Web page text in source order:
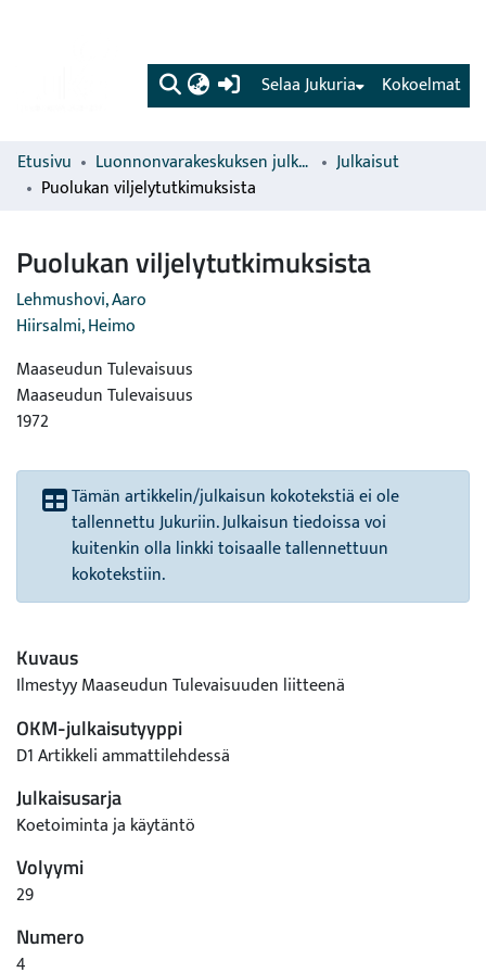
(current) Kokoelmat
Selaa Jukuria
Etusivu Luonnonvarakeskuksen julkaisut
Julkaisut
Puolukan viljelytutkimuksista
Puolukan viljelytutkimuksista
Lehmushovi, Aaro
Hiirsalmi, Heimo
Maaseudun Tulevaisuus
Maaseudun Tulevaisuus
1972
Tämän artikkelin/julkaisun kokotekstiä ei ole
tallennettu Jukuriin. Julkaisun tiedoissa voi
kuitenkin olla linkki toisaalle tallennettuun
kokotekstiin.
Kuvaus
Ilmestyy Maaseudun Tulevaisuuden liitteenä
OKM-julkaisutyyppi
D1 Artikkeli ammattilehdessä
Julkaisusarja
Koetoiminta ja käytäntö
Volyymi
29
Numero
4